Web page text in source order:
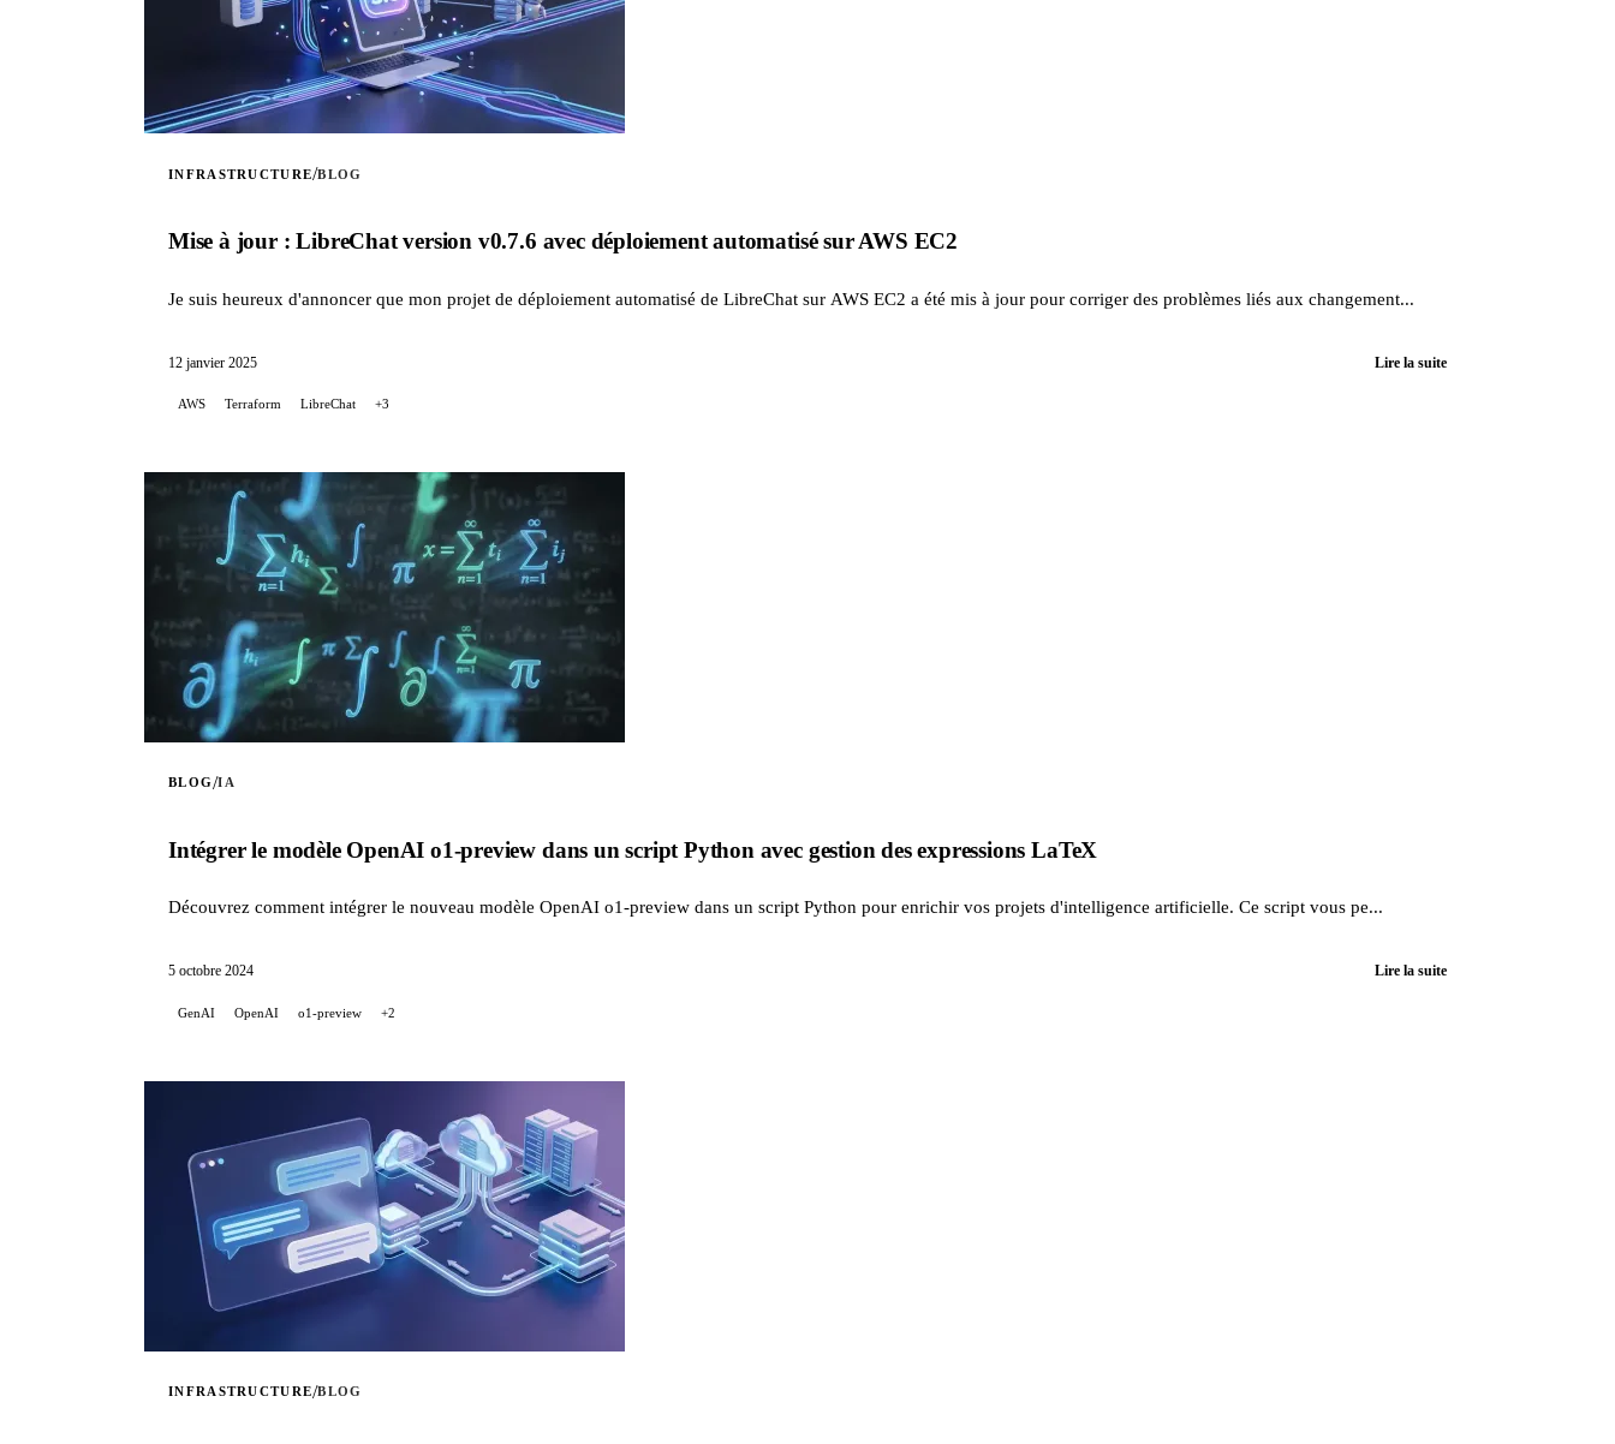
INFRASTRUCTURE/BLOG
Mise à jour : LibreChat version v0.7.6 avec déploiement automatisé sur AWS EC2
Je suis heureux d'annoncer que mon projet de déploiement automatisé de LibreChat sur AWS EC2 a été mis à jour pour corriger des problèmes liés aux changement...
12 janvier 2025 Lire la suite
AWS Terraform LibreChat +3
BLOG/IA
Intégrer le modèle OpenAI o1-preview dans un script Python avec gestion des expressions LaTeX
Découvrez comment intégrer le nouveau modèle OpenAI o1-preview dans un script Python pour enrichir vos projets d'intelligence artificielle. Ce script vous pe...
5 octobre 2024 Lire la suite
GenAI OpenAI o1-preview +2
INFRASTRUCTURE/BLOG